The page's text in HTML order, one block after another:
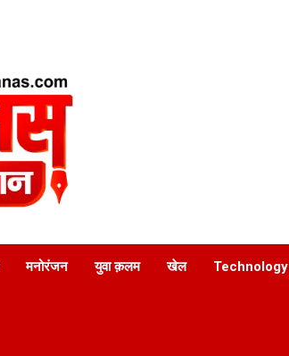
मनोरंजन युवा क़लम खेल Technology